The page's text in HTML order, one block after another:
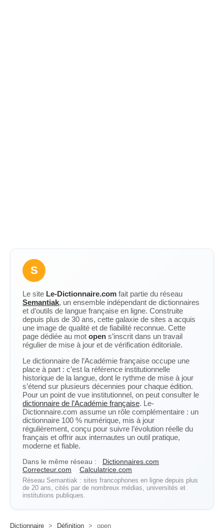
S
Le site Le-Dictionnaire.com fait partie du réseau
Semantiak, un ensemble indépendant de dictionnaires
et d’outils de langue française en ligne. Construite
depuis plus de 30 ans, cette galaxie de sites a acquis
une image de qualité et de fiabilité reconnue. Cette
page dédiée au mot open s’inscrit dans un travail
régulier de mise à jour et de vérification éditoriale.
Le dictionnaire de l’Académie française occupe une
place à part : c’est la référence institutionnelle
historique de la langue, dont le rythme de mise à jour
s’étend sur plusieurs décennies pour chaque édition.
Pour un point de vue institutionnel, on peut consulter le
dictionnaire de l’Académie française. Le-
Dictionnaire.com assume un rôle complémentaire : un
dictionnaire 100 % numérique, mis à jour
régulièrement, conçu pour suivre l’évolution réelle du
français et offrir aux internautes un outil pratique,
moderne et fiable.
Dans le même réseau :
Dictionnaires.com
Correcteur.com
Calculatrice.com
Réseau Semantiak : sites francophones en ligne depuis plus
de 20 ans, cités par de nombreux médias, universités et
institutions publiques.
Dictionnaire > Définition > open